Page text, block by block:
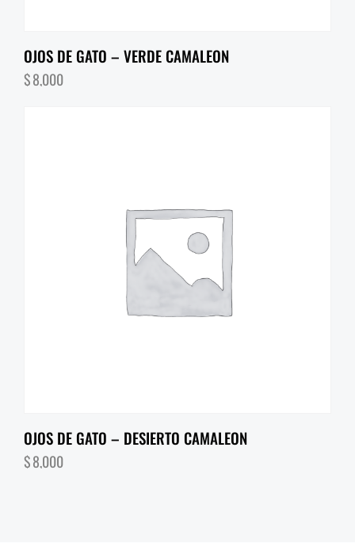
OJOS DE GATO – VERDE CAMALEON
$8,000
OJOS DE GATO – DESIERTO CAMALEON
$8,000